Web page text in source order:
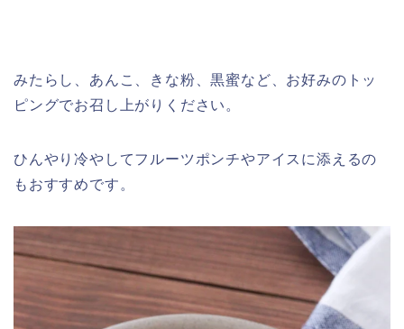
みたらし、あんこ、きな粉、黒蜜など、お好みのトッ
ピングでお召し上がりください。
ひんやり冷やしてフルーツポンチやアイスに添えるの
もおすすめです。